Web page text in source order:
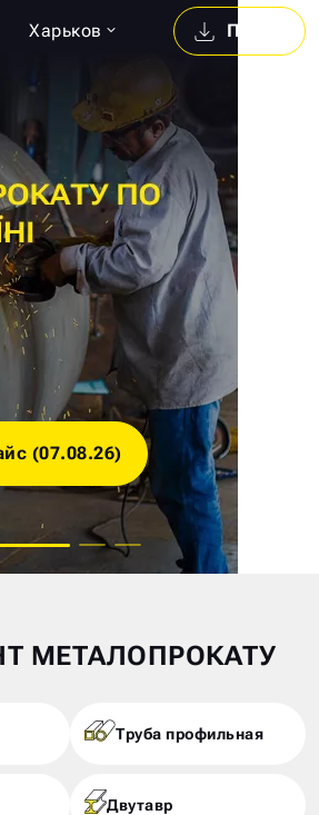
Прайс
Харьков
(07.08.26)
МЕТАЛОПРОКАТУ
Труба профильная
Двутавр